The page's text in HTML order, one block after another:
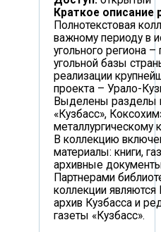
Краткое описание
Полнотекстовая
важному периоду в
угольного региона
угольной базы
реализации
проекта – Урало-
Выделены разделы
«Кузбасс»,
металлургическому
В коллекцию
материалы: книги,
архивные
Партнерами
коллекции
архив Кузбасса и
газеты «Кузбасс».